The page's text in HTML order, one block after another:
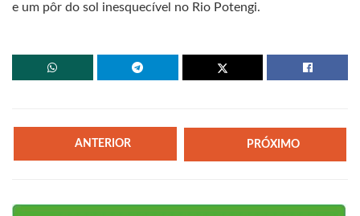
e um pôr do sol inesquecível no Rio Potengi.
ANTERIOR PRÓXIMO